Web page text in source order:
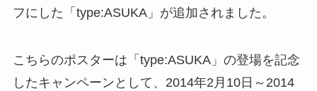
フにした「type:ASUKA」が追加されました。
こちらのポスターは「type:ASUKA」の登場を記念
したキャンペーンとして、2014年2月10日～2014